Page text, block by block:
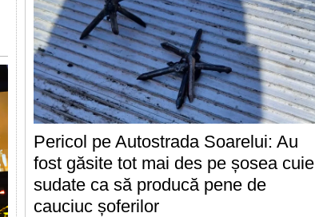
Pericol pe Autostrada Soarelui: Au
fost găsite tot mai des pe șosea cuie
sudate ca să producă pene de
cauciuc șoferilor